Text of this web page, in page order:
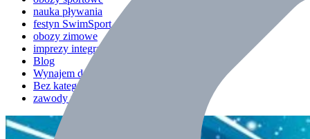
nauka pływania
festyn SwimSport
obozy zimowe
imprezy integracyjne SwimSport
Blog
Wynajem dmuchańców
Bez kategorii
zawody pływackie